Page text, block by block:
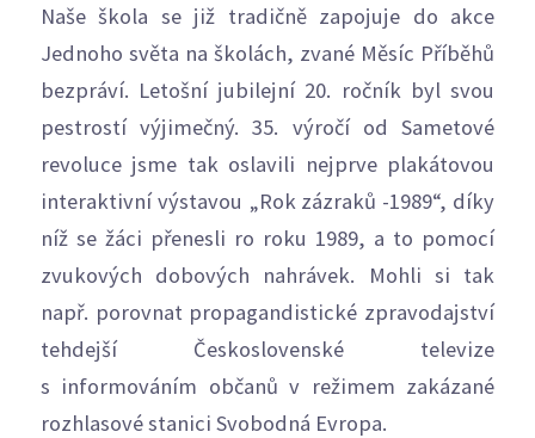
Naše škola se již tradičně zapojuje do akce
Jednoho světa na školách, zvané Měsíc Příběhů
bezpráví. Letošní jubilejní 20. ročník byl svou
pestrostí výjimečný. 35. výročí od Sametové
revoluce jsme tak oslavili nejprve plakátovou
interaktivní výstavou „Rok zázraků -1989“, díky
níž se žáci přenesli ro roku 1989, a to pomocí
zvukových dobových nahrávek. Mohli si tak
např. porovnat propagandistické zpravodajství
tehdejší Československé televize
s informováním občanů v režimem zakázané
rozhlasové stanici Svobodná Evropa.